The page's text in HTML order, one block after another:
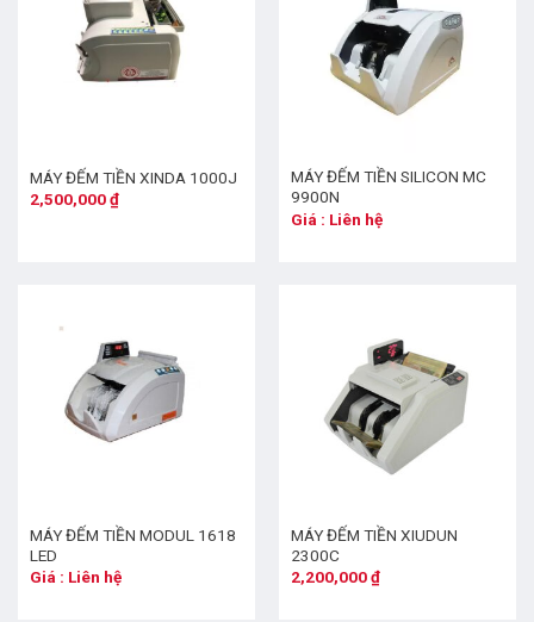
MÁY ĐẾM TIỀN XINDA 1000J
2,500,000₫
MÁY ĐẾM TIỀN SILICON MC
9900N
Giá : Liên hệ
MÁY ĐẾM TIỀN MODUL 1618
LED
Giá : Liên hệ
MÁY ĐẾM TIỀN XIUDUN
2300C
2,200,000₫